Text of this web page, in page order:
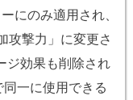
にのみ適用され、
攻撃力」に変更さ
ジ効果も削除され
一に使用できる